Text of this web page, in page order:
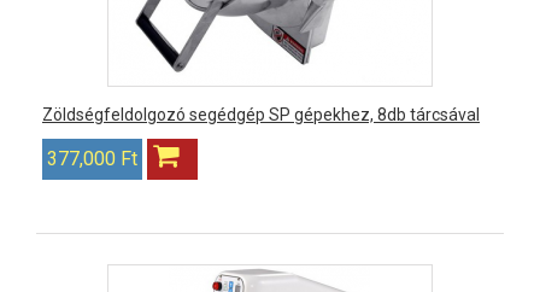
Zöldségfeldolgozó segédgép SP gépekhez, 8db tárcsával
377,000 Ft